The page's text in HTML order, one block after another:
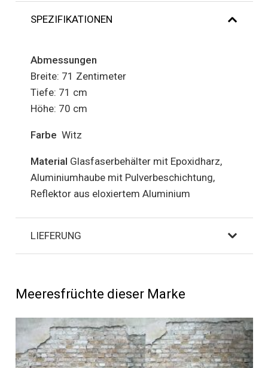
SPEZIFIKATIONEN
Abmessungen
Breite: 71 Zentimeter
Tiefe: 71 cm
Höhe: 70 cm
Farbe Witz
Material Glasfaserbehälter mit Epoxidharz,
Aluminiumhaube mit Pulverbeschichtung,
Reflektor aus eloxiertem Aluminium
LIEFERUNG
Meeresfrüchte dieser Marke